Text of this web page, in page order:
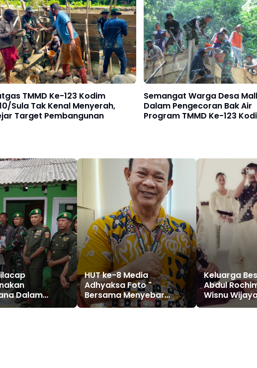
TMMD Ke-123 Kodim
Sula Tak Kenal Menyerah,
Target Pembangunan
Semangat Warga Desa
Dalam Pengecoran Bak Air
Program TMMD Ke-123
Dalam
ke-62 Korem
HUT ke-8 Media
Adhyaksa Foto "
Bersama Menyebar
Berita, Bersama Menebar
Keluarga
Abdul
Wisnu